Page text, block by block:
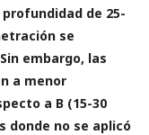
de 25-
se
embargo, las
a menor
a B (15-30
donde no se aplicó